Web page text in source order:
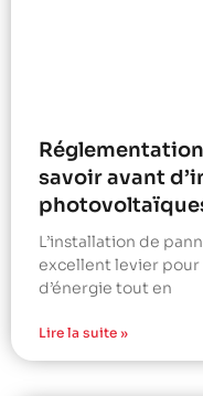
savoir avant
L’installation de
excellent levier pour
d’énergie tout en
Lire la suite »